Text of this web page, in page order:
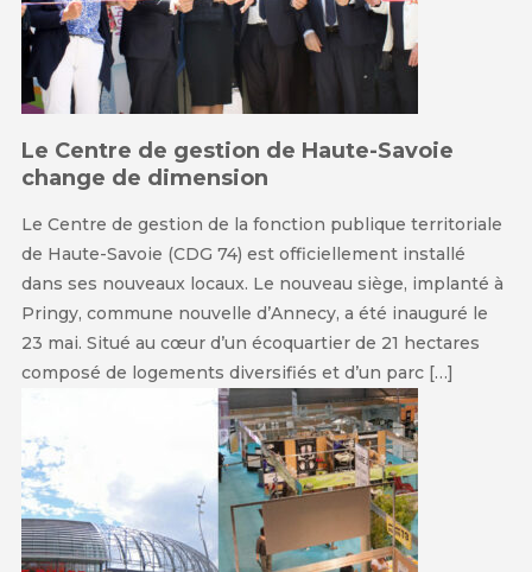
Le Centre de gestion de Haute-Savoie
change de dimension
Le Centre de gestion de la fonction publique territoriale
de Haute-Savoie (CDG 74) est officiellement installé
dans ses nouveaux locaux. Le nouveau siège, implanté à
Pringy, commune nouvelle d’Annecy, a été inauguré le
23 mai. Situé au cœur d’un écoquartier de 21 hectares
composé de logements diversifiés et d’un parc […]